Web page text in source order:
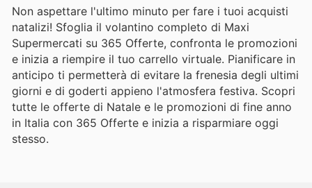
Non aspettare l'ultimo minuto per fare i tuoi acquisti
natalizi! Sfoglia il volantino completo di Maxi
Supermercati su 365 Offerte, confronta le promozioni
e inizia a riempire il tuo carrello virtuale. Pianificare in
anticipo ti permetterà di evitare la frenesia degli ultimi
giorni e di goderti appieno l'atmosfera festiva. Scopri
tutte le offerte di Natale e le promozioni di fine anno
in Italia con 365 Offerte e inizia a risparmiare oggi
stesso.